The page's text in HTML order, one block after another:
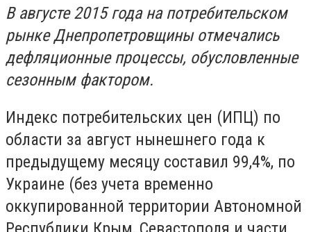
В августе 2015 года на потребительском
рынке Днепропетровщины отмечались
дефляционные процессы, обусловленные
сезонным фактором.
Индекс потребительских цен (ИПЦ) по
области за август нынешнего года к
предыдущему месяцу составил 99,4%, по
Украине (без учета временно
оккупированной территории Автономной